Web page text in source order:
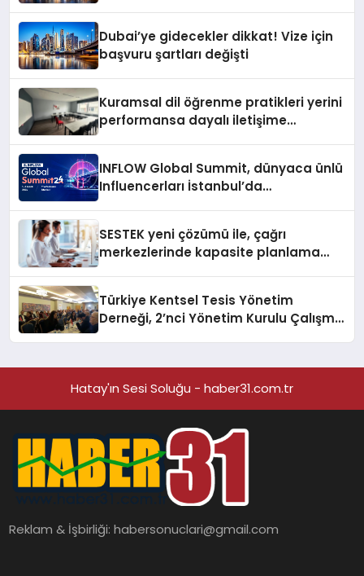
Dubai’ye gidecekler dikkat! Vize için
başvuru şartları değişti
Kuramsal dil öğrenme pratikleri yerini
performansa dayalı iletişime
INFLOW Global Summit, dünyaca ünlü
Influencerları İstanbul’da
SESTEK yeni çözümü ile, çağrı
merkezlerinde kapasite planlama
Türkiye Kentsel Tesis Yönetim
Derneği, 2’nci Yönetim Kurulu Çalışma
Hatay'ın Sesi Soluğu - haber31.com.tr
Reklam & İşbirliği:habersonuclari@gmail.com